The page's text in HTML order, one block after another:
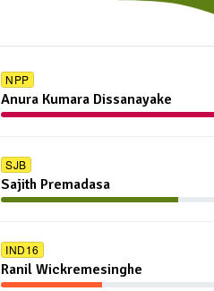
NPP
Anura Kumara Dissanayake
SJB
Sajith Premadasa
IND16
Ranil Wickremesinghe